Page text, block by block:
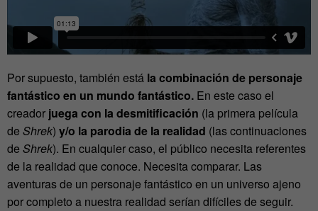
Por supuesto, también está la combinación de personaje
fantástico en un mundo fantástico. En este caso el
creador juega con la desmitificación (la primera película
de Shrek) y/o la parodia de la realidad (las continuaciones
de Shrek). En cualquier caso, el público necesita referentes
de la realidad que conoce. Necesita comparar. Las
aventuras de un personaje fantástico en un universo ajeno
por completo a nuestra realidad serían difíciles de seguir.